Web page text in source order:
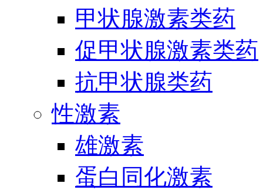
甲状腺激素类药
促甲状腺激素类药
抗甲状腺类药
性激素
雄激素
蛋白同化激素